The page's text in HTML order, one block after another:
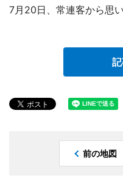
7月20日、常連客から思
前の地図